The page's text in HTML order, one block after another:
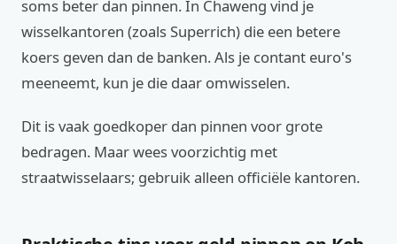
soms beter dan pinnen. In Chaweng vind je
wisselkantoren (zoals Superrich) die een betere
koers geven dan de banken. Als je contant euro's
meeneemt, kun je die daar omwisselen.
Dit is vaak goedkoper dan pinnen voor grote
bedragen. Maar wees voorzichtig met
straatwisselaars; gebruik alleen officiële kantoren.